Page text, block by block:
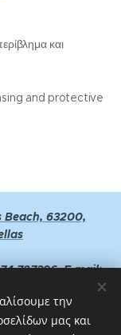
και
and protective
Beach, 63200,
727396, E-mail:
or 40°11.505'Ν -
την
μας και